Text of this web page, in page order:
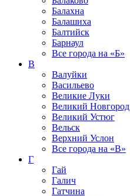
Балахна
Балашиха
Балтийск
Барнаул
Все города на «Б»
В
Валуйки
Васильево
Великие Луки
Великий Новгород
Великий Устюг
Вельск
Верхний Услон
Все города на «В»
Г
Гай
Галич
Гатчина